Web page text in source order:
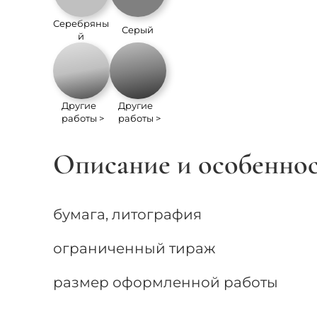
Серебряны
й
Другие
работы >
Серый
Другие
работы >
Описание и
бумага, литография
ограниченный тираж
размер оформленной работы